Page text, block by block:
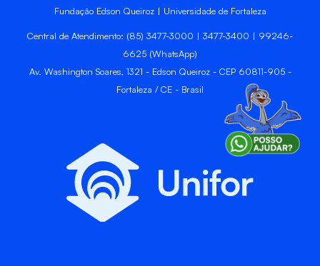
Fundação Edson Queiroz | Universidade de Fortaleza
Central de Atendimento: (85) 3477-3000 | 3477-3400 | 99246-
6625 (WhatsApp)
Av. Washington Soares, 1321 - Edson Queiroz - CEP 60811-905 -
Fortaleza / CE - Brasil